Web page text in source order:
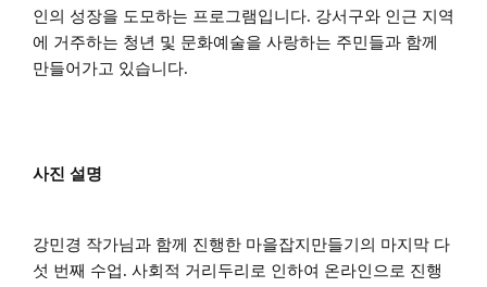
인의 성장을 도모하는 프로그램입니다. 강서구와 인근 지역
에 거주하는 청년 및 문화예술을 사랑하는 주민들과 함께
만들어가고 있습니다.
사진 설명
강민경 작가님과 함께 진행한 마을잡지만들기의 마지막 다
섯 번째 수업. 사회적 거리두리로 인하여 온라인으로 진행